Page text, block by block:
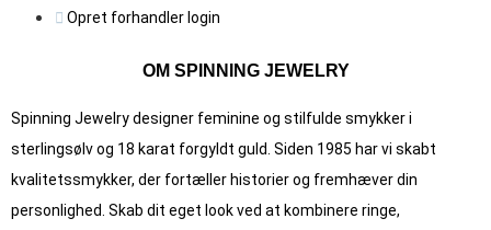
Opret forhandler login
OM SPINNING JEWELRY
Spinning Jewelry designer feminine og stilfulde smykker i
sterlingsølv og 18 karat forgyldt guld. Siden 1985 har vi skabt
kvalitets­smykker, der fortæller historier og fremhæver din
personlighed. Skab dit eget look ved at kombinere ringe,